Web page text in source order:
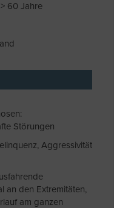
60 Jahre
Störungen
Aggressivität
an den Extremitäten,
am ganzen